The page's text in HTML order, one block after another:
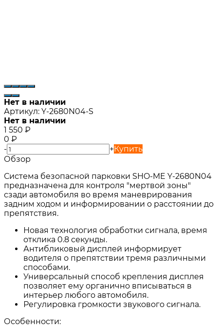
Нет в наличии
Артикул: Y-2680N04-S
Нет в наличии
1 550 ₽
0 ₽
-
+Купить
Обзор
Система безопасной парковки SHO-ME Y-2680N04
предназначена для контроля "мертвой зоны"
сзади автомобиля во время маневрирования
задним ходом и информировании о расстоянии до
препятствия.
Новая технология обработки сигнала, время
отклика 0.8 секунды.
Антибликовый дисплей информирует
водителя о препятствии тремя различными
способами.
Универсальный способ крепления дисплея
позволяет ему органично вписываться в
интерьер любого автомобиля.
Регулировка громкости звукового сигнала.
Особенности: